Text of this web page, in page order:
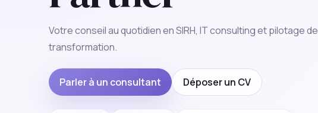
Votre conseil au quotidien en SIRH, IT consulting et pilotage de
transformation.
Parler à un consultant Déposer un CV